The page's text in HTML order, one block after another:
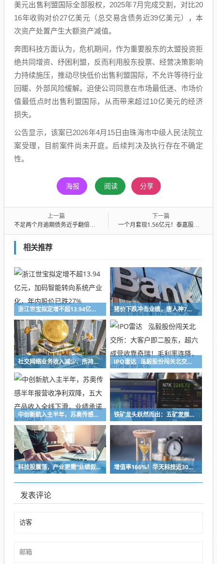
美元出售利盟国际全部股权，2025年7月完成交割，对比20
16年收购对价27亿美元（总交易含债务近39亿美元），本
次资产处置产生大额资产减值。
奔图科技方面认为，危机期间，作为重要股东的太盟投资拒
绝共同增资、纾困利盟，反而利用股东投票、经营决策影响
力持续施压，推动尽快低价出售利盟国际，不允许等待行业
回暖、外部风险缓解。迫使公司同意在市场最低迷、市场价
值最低点时出售利盟国际，从而带来超过10亿美元的经济
损失。
公告显示，该案已2026年4月15日由珠海市中级人民法院立
案受理，目前案件尚未开庭。后续判决及执行存在不确定
性。
海报 阅读 分享
上一篇
不足两个月逾期债务近乎翻倍！富煌钢构去年巨亏8.89亿元，现金流亮红灯，控股股东股份全冻结
下一篇
一个月套现1.56亿元！泰嘉股份控股股东再减持302万股，公司去年由盈转亏、一季度刚回增长轨道
相关推荐
浙江世宝拟定增不超13.94亿元，加码智能转向系统产业化，年内股价已跌27% 猪价下跌冲击业绩，唐人神7月生猪销售收入下降47%，中报预亏超8亿元创新高
社交网络业务收入减少、所持加密货币减值，映宇宙预计上半年净利缩水30% IPO雷达 泓毅股份闯关北交所：大客户即二股东，超六成营收靠奇瑞！毛利率连降，应收账款高企
中创新航入主半年，苏奥传感半年报营收净利双降，五大产品收入全线下滑，业绩承诺如何破局？ 铁矿龙头跃然而出：五矿发展重组铸就A股铁矿采选重要平台
科技股震荡，产业更需“业绩叙事” 增值率166%！华天科技近30亿元并购下周上会，标的华羿微电曾终止IPO
发表评论